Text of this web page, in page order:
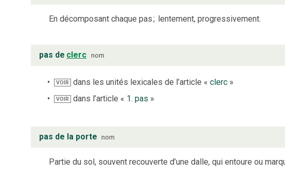
En décomposant chaque pas; lentement, progressivement.
pas de clerc nom
VOIR dans les unités lexicales de l’article «clerc »
VOIR dans l’article « 1. pas »
pas de la porte nom
Partie du sol, souvent recouverte d’une dalle, qui entoure ou